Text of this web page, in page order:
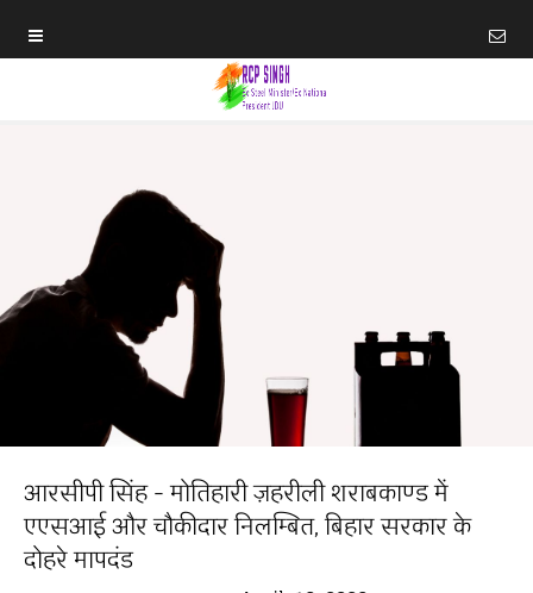
आरसीपी सिंह - मोतिहारी ज़हरीली शराबकाण्ड में
एएसआई और चौकीदार निलम्बित, बिहार सरकार के
दोहरे मापदंड